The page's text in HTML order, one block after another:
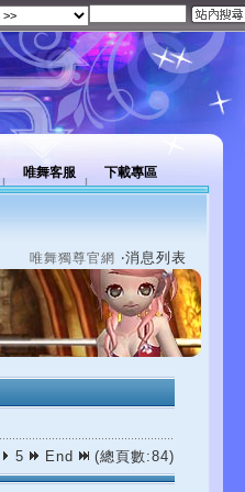
唯舞客服 下載專區
唯舞獨尊官網 ‧消息列表
5 End (總頁數:84)